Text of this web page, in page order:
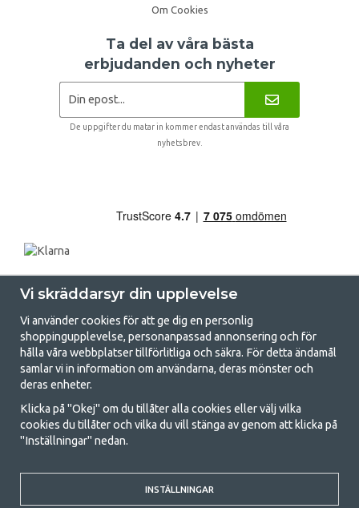
Om Cookies
Ta del av våra bästa
erbjudanden och nyheter
De uppgifter du matar in kommer endast användas till våra
nyhetsbrev.
GetCamping.se - Din butik för camping
och uteliv
Att campa kan antingen vara en livsstil eller ett sätt att samla familjen
för ett gemensamt äventyr. Oavsett vilken kategori du tillhör hittar du
med att campa så därför erbjuder vi riktigt bra priser på familjetält,
husvagnstält och all annan utrustning för camping och friluftsliv. Vårt
mål är att i varje priskategori erbjuda den bästa campingutrustningen
Vi skräddarsyr din upplevelse
Vi använder cookies för att ge dig en personlig
shoppingupplevelse, personanpassad annonsering och för
hålla våra webbplatser tillförlitliga och säkra. För detta ändamål
samlar vi in information om användarna, deras mönster och
deras enheter.
Klicka på "Okej" om du tillåter alla cookies eller välj vilka
cookies du tillåter och vilka du vill stänga av genom att klicka på
"Inställningar" nedan.
INSTÄLLNINGAR